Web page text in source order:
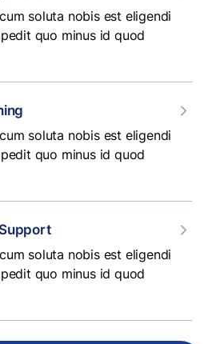
soluta nobis est eligendi
quo minus id quod
soluta nobis est eligendi
quo minus id quod
soluta nobis est eligendi
quo minus id quod